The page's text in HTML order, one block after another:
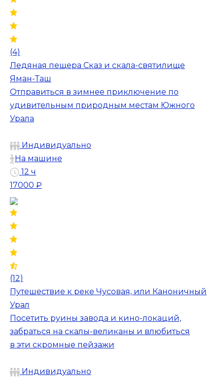
(4)
Ледяная пещера Сказ и скала-святилище
Яман-Таш
Отправиться в зимнее приключение по
удивительным природным местам Южного
Урала
Индивидуально
На машине
12 ч
17000 ₽
(12)
Путешествие к реке Чусовая, или Каноничный
Урал
Посетить руины завода и кино-локаций,
забраться на скалы-великаны и влюбиться
в эти скромные пейзажи
Индивидуально